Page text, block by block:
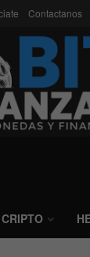
Contactanos
CRIPTO